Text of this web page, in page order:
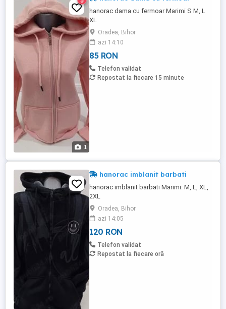
1
hanorac dama cu fermoar Marimi S M, L
XL
Oradea, Bihor
azi 14:10
85 RON
Telefon validat
Repostat la fiecare 15 minute
hanorac imblanit barbati
hanorac imblanit barbati Marimi: M, L, XL,
2XL
Oradea, Bihor
azi 14:05
120 RON
Telefon validat
Repostat la fiecare oră